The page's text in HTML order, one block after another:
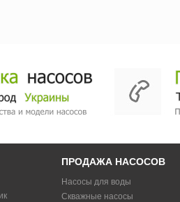
ПРОДАЖА НАСОСОВ
Насосы для воды
Скважные насосы